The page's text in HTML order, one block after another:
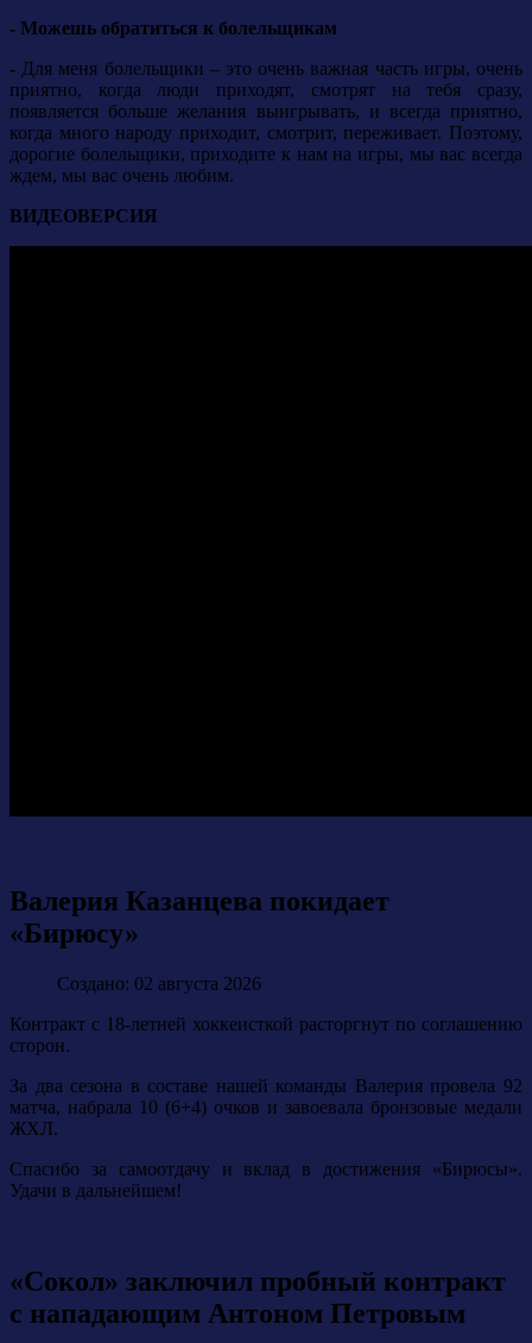
- Можешь обратиться к болельщикам
- Для меня болельщики – это очень важная часть игры, очень
приятно, когда люди приходят, смотрят на тебя сразу,
появляется больше желания выигрывать, и всегда приятно,
когда много народу приходит, смотрит, переживает. Поэтому,
дорогие болельщики, приходите к нам на игры, мы вас всегда
ждем, мы вас очень любим.
ВИДЕОВЕРСИЯ
Валерия Казанцева покидает
«Бирюсу»
Создано: 02 августа 2026
Контракт с 18-летней хоккеисткой расторгнут по соглашению
сторон.
За два сезона в составе нашей команды Валерия провела 92
матча, набрала 10 (6+4) очков и завоевала бронзовые медали
ЖХЛ.
Спасибо за самоотдачу и вклад в достижения «Бирюсы».
Удачи в дальнейшем!
«Сокол» заключил пробный контракт
с нападающим Антоном Петровым